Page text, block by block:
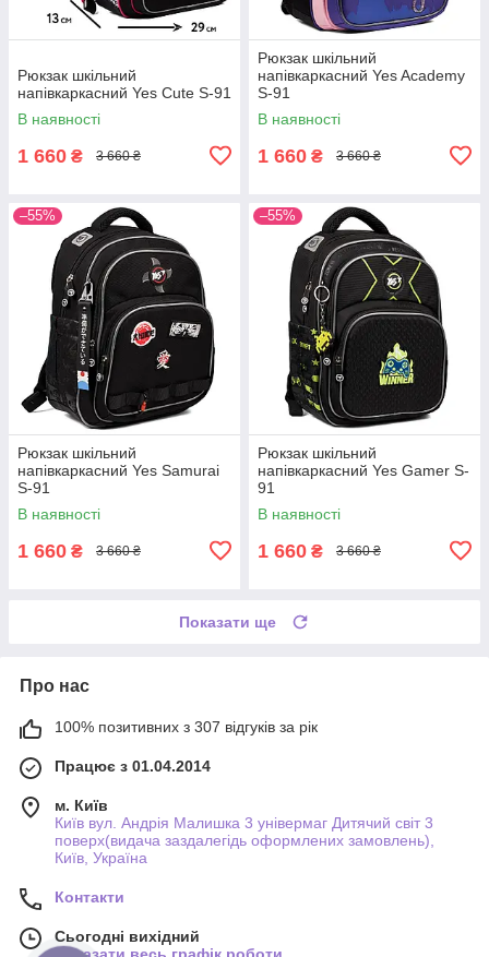
Рюкзак шкільний
напівкаркасний Yes Cute S-91
В наявності
1 660 ₴ 3 660 ₴
Рюкзак шкільний
напівкаркасний Yes Academy
S-91
В наявності
1 660 ₴ 3 660 ₴
–55%
Рюкзак шкільний
напівкаркасний Yes Samurai
S-91
В наявності
1 660 ₴ 3 660 ₴
–55%
Рюкзак шкільний
напівкаркасний Yes Gamer S-
91
В наявності
1 660 ₴ 3 660 ₴
Показати ще
Про нас
100% позитивних з 307 відгуків за рік
Працює з 01.04.2014
м. Київ
Київ вул. Андрія Малишка 3 універмаг Дитячий світ 3
поверх(видача заздалегідь оформлених замовлень),
Київ, Україна
Контакти
Сьогодні вихідний